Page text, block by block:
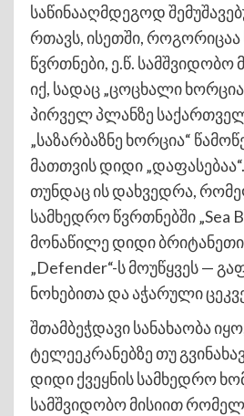
საწინააღმდეგოდ
რთავს, ისეთში,
წვრთნები, ე.წ. სამშვიდობო
იქ, სადაც „ცოცხალი
პირველ პლანზე
„საზარბაზნე ხორცია“
მათთვის დიდი
თუნდაც ის დახვედრა,
სამხედრო წვრთნებში „Sea
მონაწილე დიდი
„Defender“-ს მოუწყვეს —
ნოხებითა და აჭარული
შთამბეჭდავი სანახაობა
ტელეეკრანებზე თუ
დიდი ქვეყნის სამხედრო
სამშვიდობო მისიით